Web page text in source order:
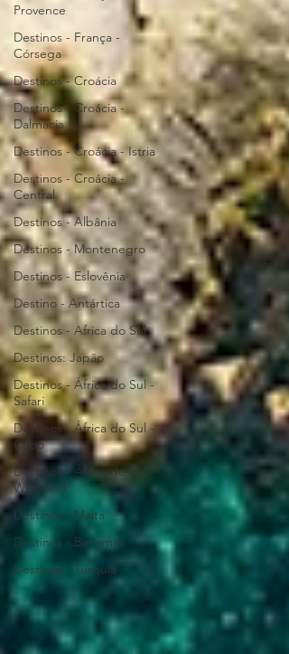
Provence
Destinos - França -
Córsega
Destinos - Croácia
Destinos - Croácia -
Dalmácia
Destinos - Croácia - Istria
Destinos - Croácia -
Central
Destinos - Albânia
Destinos - Montenegro
Destinos - Eslovênia
Destino - Antártica
Destinos - Africa do Sul
Destinos: Japão
Destinos - África do Sul -
Safari
Destinos - África do Sul -
Cabo
Destinos - África do Sul -
Wineland
Destinos - Malta
Destinos - Bahamas
Destinos - Turquia